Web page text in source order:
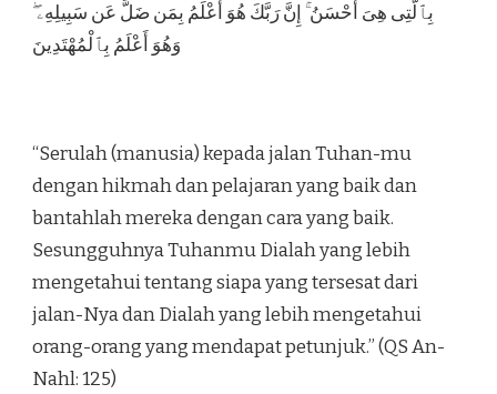
بِٱلَّتِى هِىَ أَحْسَنُ ۚ إِنَّ رَبَّكَ هُوَ أَعْلَمُ بِمَن ضَلَّ عَن سَبِيلِهِۦ ۖ
وَهُوَ أَعْلَمُ بِٱلْمُهْتَدِينَ
“Serulah (manusia) kepada jalan Tuhan-mu
dengan hikmah dan pelajaran yang baik dan
bantahlah mereka dengan cara yang baik.
Sesungguhnya Tuhanmu Dialah yang lebih
mengetahui tentang siapa yang tersesat dari
jalan-Nya dan Dialah yang lebih mengetahui
orang-orang yang mendapat petunjuk.” (QS An-
Nahl: 125)